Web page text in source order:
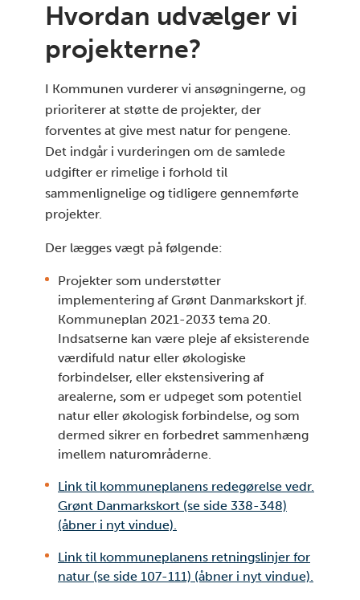
Hvordan udvælger vi
projekterne?
I Kommunen vurderer vi ansøgningerne, og
prioriterer at støtte de projekter, der
forventes at give mest natur for pengene.
Det indgår i vurderingen om de samlede
udgifter er rimelige i forhold til
sammenlignelige og tidligere gennemførte
projekter.
Der lægges vægt på følgende:
Projekter som understøtter
implementering af Grønt Danmarkskort jf.
Kommuneplan 2021-2033 tema 20.
Indsatserne kan være pleje af eksisterende
værdifuld natur eller økologiske
forbindelser, eller ekstensivering af
arealerne, som er udpeget som potentiel
natur eller økologisk forbindelse, og som
dermed sikrer en forbedret sammenhæng
imellem naturområderne.
Link til kommuneplanens redegørelse vedr.
Grønt Danmarkskort (se side 338-348)
(åbner i nyt vindue).
Link til kommuneplanens retningslinjer for
natur (se side 107-111) (åbner i nyt vindue).